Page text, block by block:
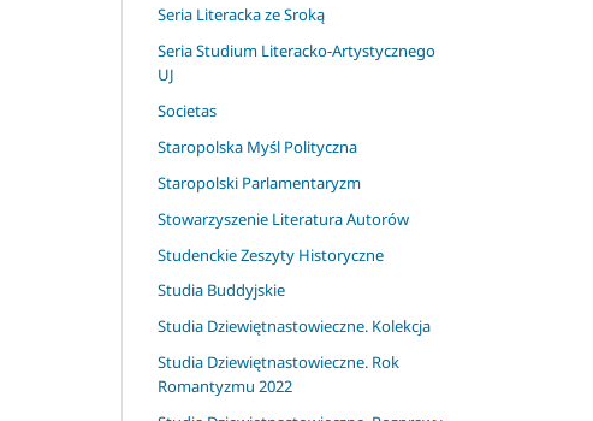
Seria Literacka ze Sroką
Seria Studium Literacko-Artystycznego
UJ
Societas
Staropolska Myśl Polityczna
Staropolski Parlamentaryzm
Stowarzyszenie Literatura Autorów
Studenckie Zeszyty Historyczne
Studia Buddyjskie
Studia Dziewiętnastowieczne. Kolekcja
Studia Dziewiętnastowieczne. Rok
Romantyzmu 2022